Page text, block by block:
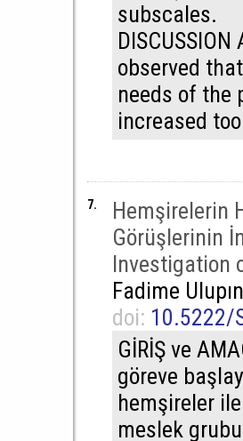
subscales.
observed
needs of the
increased
7.
Hemşirelerin
Görüşlerinin
Investigation
Fadime
doi: 10.5222/
GİRİŞ ve
göreve
hemşireler
meslek